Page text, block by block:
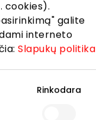
cookies).
galite
interneto
Slapukų politika
Rinkodara